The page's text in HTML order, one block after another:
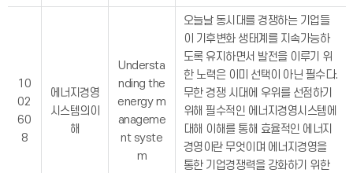
10
02
60
8
에너지경영
시스템의이
해
Understa
nding the
energy m
anageme
nt syste
m
오늘날 동시대를 경쟁하는 기업들
이 기후변화 생태계를 지속가능하
도록 유지하면서 발전을 이루기 위
한 노력은 이미 선택이 아닌 필수다.
무한 경쟁 시대에 우위를 선점하기
위해 필수적인 에너지경영시스템에
대해 이해를 통해 효율적인 에너지
경영이란 무엇이며 에너지경영을
통한 기업경쟁력을 강화하기 위한